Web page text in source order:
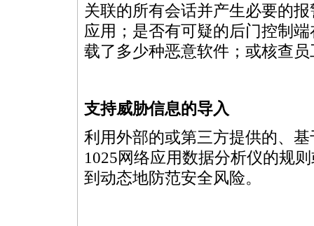
关联的所有会话并产生必要的
应用；是否有可疑的后门控制
载了多少种恶意软件；或核查
支持威胁信息的导入
利用外部的或第三方提供的、
1025网络应用数据分析仪的规
到动态地防范安全风险。